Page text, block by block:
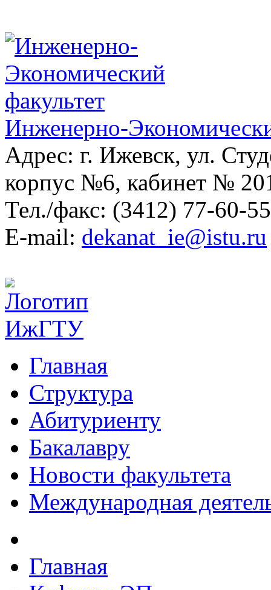
Инженерно-
Адрес: г. Ижевск, ул.
корпус №6, кабинет №
Тел./факс: (3412) 77-60-
E-mail: dekanat_ie@istu.ru
Главная
Структура
Абитуриенту
Бакалавру
Новости факультета
Международная
Главная